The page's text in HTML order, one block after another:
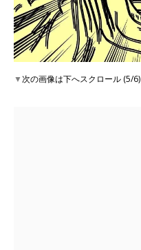
▼次の画像は下へスクロール (5/6)